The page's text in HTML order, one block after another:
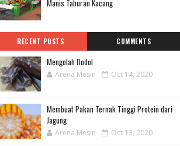
Manis Taburan Kacang
RECENT POSTS COMMENTS
Mengolah Dodol
Arena Mesin Oct 14, 2020
Membuat Pakan Ternak Tinggi Protein dari
Jagung
Arena Mesin Oct 13, 2020